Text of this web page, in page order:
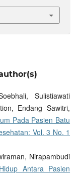
Sulistiawati
Endang Sawitri,
Pada Pasien Batu
Vol. 3 No. 1
Nirapambudi
Antara Pasien